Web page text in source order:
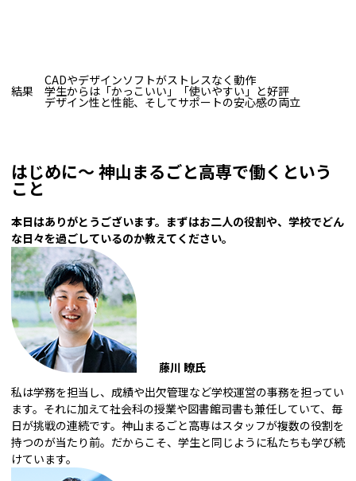
結果
CADやデザインソフトがストレスなく動作
学生からは「かっこいい」「使いやすい」と好評
デザイン性と性能、そしてサポートの安心感の両立
はじめに～ 神山まるごと高専で働くという
こと
――本日はありがとうございます。まずはお二人の役割や、学校でどん
な日々を過ごしているのか教えてください。
藤川 瞭氏
私は学務を担当し、成績や出欠管理など学校運営の事務を担ってい
ます。それに加えて社会科の授業や図書館司書も兼任していて、毎
日が挑戦の連続です。神山まるごと高専はスタッフが複数の役割を
持つのが当たり前。だからこそ、学生と同じように私たちも学び続
けています。